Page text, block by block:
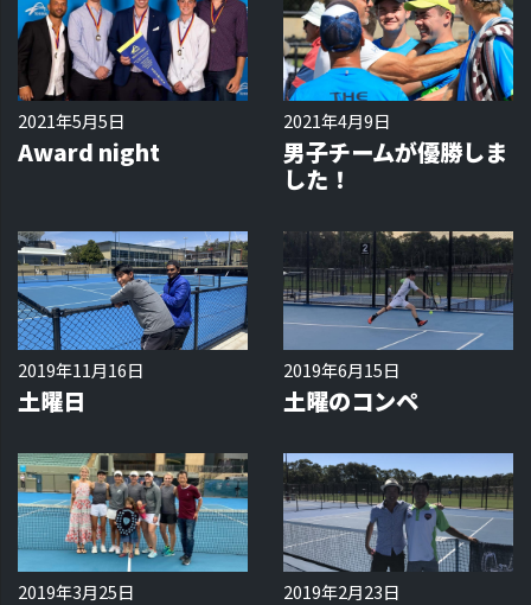
2021年5月5日
Award night
2021年4月9日
男子チームが優勝しま
した！
2019年11月16日
土曜日
2019年6月15日
土曜のコンペ
2019年3月25日 2019年2月23日